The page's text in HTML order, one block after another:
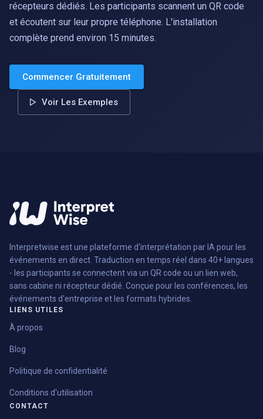
récepteurs dédiés. Les participants scannent un QR code
et écoutent sur leur propre téléphone. L'installation
complète prend environ 15 minutes.
Commencer Gratuitement
Voir Les Exemples
Interpretwise est une plateforme d'interprétation par IA pour les
événements en direct. Traduction en temps réel dans 40+ langues
- les participants se connectent via un QR code ou un lien web,
sans cabine ni récepteur dédié. Conçue pour les conférences, les
événements d'entreprise et les formats hybrides.
LIENS UTILES
À propos
Blog
Politique de confidentialité
Conditions d'utilisation
CONTACT